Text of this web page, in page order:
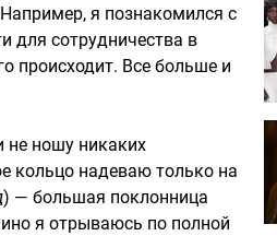
я познакомился с
для сотрудничества в
происходит. Все больше и
не ношу никаких
кольцо надеваю только на
) — большая поклонница
я отрываюсь по полной